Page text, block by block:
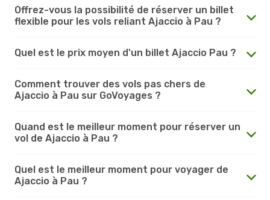
Offrez-vous la possibilité de réserver un billet
flexible pour les vols reliant Ajaccio à Pau ?
Quel est le prix moyen d'un billet Ajaccio Pau ?
Comment trouver des vols pas chers de
Ajaccio à Pau sur GoVoyages ?
Quand est le meilleur moment pour réserver un
vol de Ajaccio à Pau ?
Quel est le meilleur moment pour voyager de
Ajaccio à Pau ?